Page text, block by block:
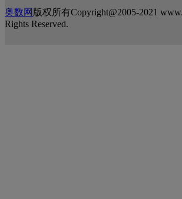
奥数网 版权所有Copyright@2005-2021
Rights Reserved.